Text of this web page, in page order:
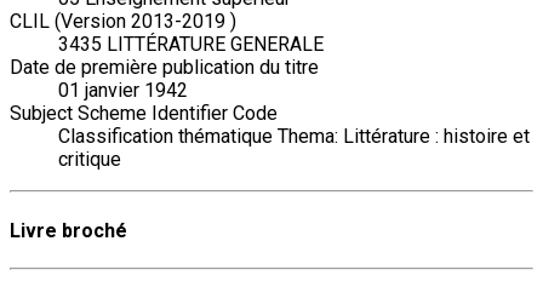
CLIL (Version 2013-2019 )
3435 LITTÉRATURE GENERALE
Date de première publication du titre
01 janvier 1942
Subject Scheme Identifier Code
Classification thématique Thema: Littérature : histoire et
critique
Livre broché